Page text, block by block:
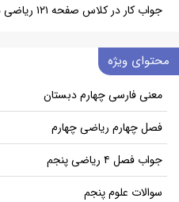
جواب کار در کلاس صفحه ۱۲۱ ریاضی دهم
محتوای ویژه
معنی فارسی چهارم دبستان
فصل چهارم ریاضی چهارم
جواب فصل ۴ ریاضی پنجم
سوالات علوم پنجم